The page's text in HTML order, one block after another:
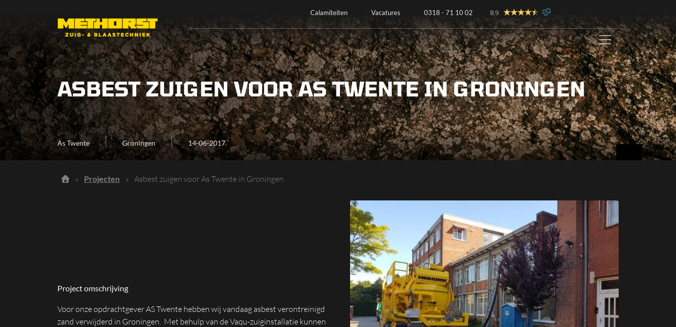
Calamiteiten Vacatures 0318 - 71 10 02 8.9
ASBEST ZUIGEN VOOR AS TWENTE IN GRONINGEN
As Twente Groningen 14-06-2017
» Projecten » Asbest zuigen voor As Twente in Groningen
Project omschrijving
Voor onze opdrachtgever AS Twente hebben wij vandaag asbest verontreinigd
zand verwijderd in Groningen. Met behulp van de Vaqu-zuiginstallatie kunnen